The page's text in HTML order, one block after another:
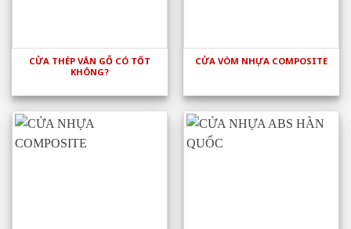
CỬA THÉP VÂN GỖ CÓ TỐT
KHÔNG?
CỬA VÒM NHỰA COMPOSITE